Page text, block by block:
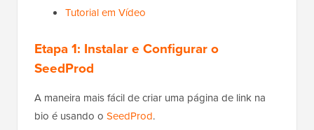
Tutorial em Vídeo
Etapa 1: Instalar e Configurar o
SeedProd
A maneira mais fácil de criar uma página de link na
bio é usando o SeedProd.